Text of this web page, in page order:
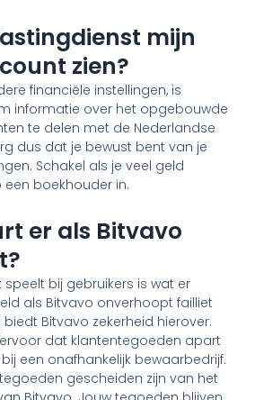
mijn
zien?
financiële instellingen, is
informatie over het opgebouwde
te delen met de Nederlandse
dus dat je bewust bent van je
Schakel als je veel geld
boekhouder in.
er als Bitvavo
speelt bij gebruikers is wat er
als Bitvavo onverhoopt failliet
Bitvavo zekerheid hierover.
dat klantentegoeden apart
een onafhankelijk bewaarbedrijf.
gescheiden zijn van het